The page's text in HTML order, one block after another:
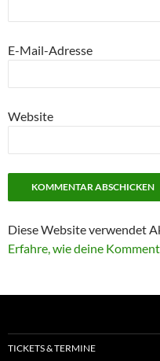
E-Mail-Adresse
Website
Diese Website verwendet
Erfahre, wie deine
TICKETS & TERMINE